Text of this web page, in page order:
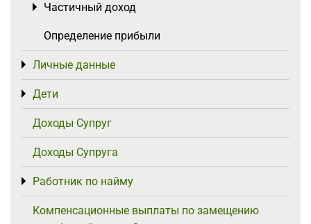
Частичный доход
Toggle menu
Определение прибыли
Личные данные
Toggle menu
Дети
Toggle menu
Доходы Супруг
Доходы Супруга
Работник по найму
Toggle menu
Компенсационные выплаты по замещению